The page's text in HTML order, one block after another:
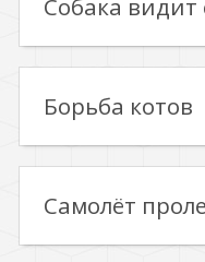
Собака видит
Борьба котов
Самолёт